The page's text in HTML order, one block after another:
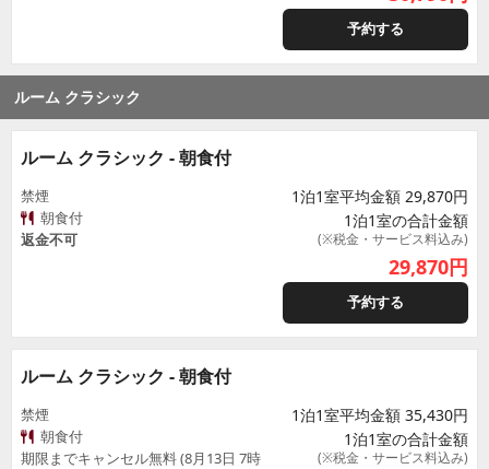
予約する
ルーム クラシック
ルーム クラシック - 朝食付
禁煙
朝食付
返金不可
1泊1室平均金額 29,870円
1泊1室の合計金額
(※税金・サービス料込み)
29,870円
予約する
ルーム クラシック - 朝食付
禁煙
朝食付
期限までキャンセル無料 (8月13日 7時
1泊1室平均金額 35,430円
1泊1室の合計金額
(※税金・サービス料込み)